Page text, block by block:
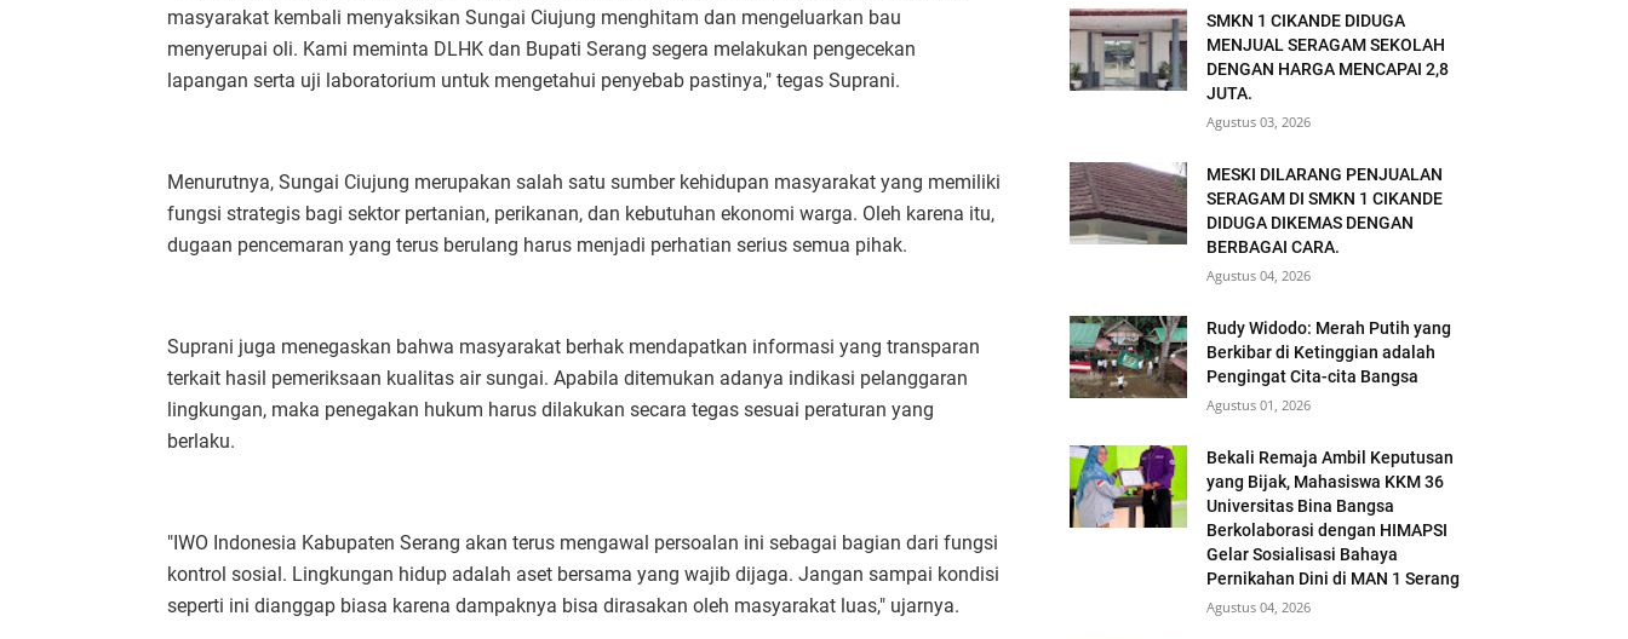
masyarakat kembali menyaksikan Sungai Ciujung menghitam dan mengeluarkan bau
menyerupai oli. Kami meminta DLHK dan Bupati Serang segera melakukan pengecekan
lapangan serta uji laboratorium untuk mengetahui penyebab pastinya," tegas Suprani.
Menurutnya, Sungai Ciujung merupakan salah satu sumber kehidupan masyarakat yang memiliki
fungsi strategis bagi sektor pertanian, perikanan, dan kebutuhan ekonomi warga. Oleh karena itu,
dugaan pencemaran yang terus berulang harus menjadi perhatian serius semua pihak.
Suprani juga menegaskan bahwa masyarakat berhak mendapatkan informasi yang transparan
terkait hasil pemeriksaan kualitas air sungai. Apabila ditemukan adanya indikasi pelanggaran
lingkungan, maka penegakan hukum harus dilakukan secara tegas sesuai peraturan yang
berlaku.
"IWO Indonesia Kabupaten Serang akan terus mengawal persoalan ini sebagai bagian dari fungsi
kontrol sosial. Lingkungan hidup adalah aset bersama yang wajib dijaga. Jangan sampai kondisi
seperti ini dianggap biasa karena dampaknya bisa dirasakan oleh masyarakat luas," ujarnya.
SMKN 1 CIKANDE DIDUGA
MENJUAL SERAGAM SEKOLAH
DENGAN HARGA MENCAPAI 2,8
JUTA.
Agustus 03, 2026
MESKI DILARANG PENJUALAN
SERAGAM DI SMKN 1 CIKANDE
DIDUGA DIKEMAS DENGAN
BERBAGAI CARA.
Agustus 04, 2026
Rudy Widodo: Merah Putih yang
Berkibar di Ketinggian adalah
Pengingat Cita-cita Bangsa
Agustus 01, 2026
Bekali Remaja Ambil Keputusan
yang Bijak, Mahasiswa KKM 36
Universitas Bina Bangsa
Berkolaborasi dengan HIMAPSI
Gelar Sosialisasi Bahaya
Pernikahan Dini di MAN 1 Serang
Agustus 04, 2026